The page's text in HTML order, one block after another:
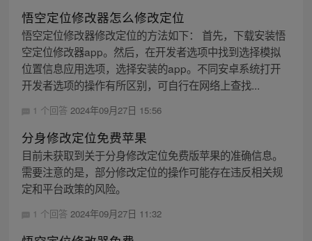
悟空定位修改器怎么修改定位
悟空定位修改器修改定位的方法如下： 首先，下载安装悟
空定位修改器app。然后，在开发者选项中找到选择模拟
位置信息应用选项，选择安装的app。不同安卓系统打开
开发者选项的操作有所区别，可自行在网络上查找...
1 个回答 2024年09月27日 15:56
分身修改定位免费苹果
目前未获取到关于分身修改定位免费版苹果的准确信息。
需要注意的是，部分修改定位的操作可能存在违反相关规
定和平台政策的风险。
1 个回答 2024年09月27日 11:32